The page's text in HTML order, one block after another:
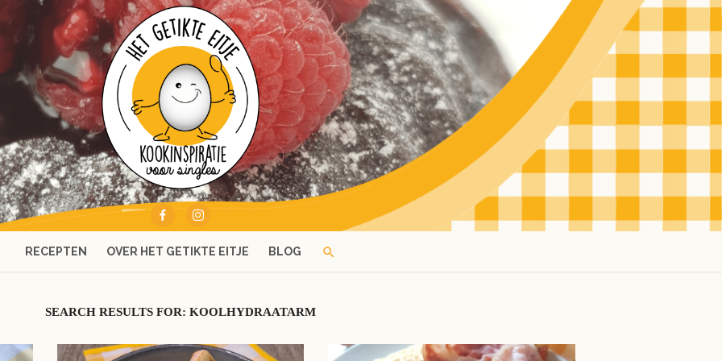
RECEPTEN OVER HET GETIKTE EITJE BLOG
SEARCH RESULTS FOR: KOOLHYDRAATARM